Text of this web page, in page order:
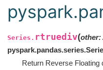
Series. rtruediv(other:
Return Reverse Floating